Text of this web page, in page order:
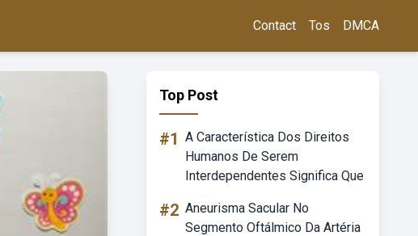
Contact Tos DMCA
Top Post
#1 A Característica Dos Direitos
Humanos De Serem
Interdependentes Significa Que
#2 Aneurisma Sacular No
Segmento Oftálmico Da Artéria